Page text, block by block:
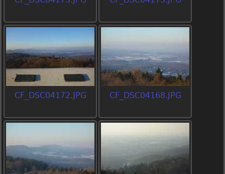
CF_DSC04172.JPG CF_DSC04168.JPG